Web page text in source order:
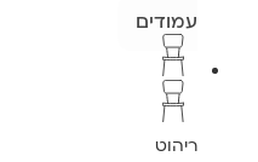
עמודים
ריהוט